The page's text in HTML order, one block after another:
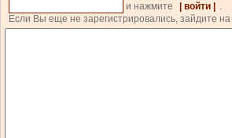
и нажмите
| войти |
.
Если Вы еще не зарегистрировались, зайдите на